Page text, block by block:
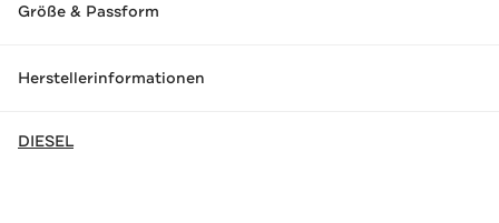
Größe & Passform
Herstellerinformationen
DIESEL